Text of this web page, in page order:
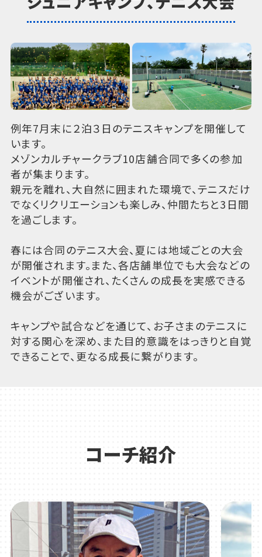
例年7月末に２泊３日のテニスキャンプを開催して
います。
メゾンカルチャークラブ10店舗合同で多くの参加
者が集まります。
親元を離れ、大自然に囲まれた環境で、テニスだけ
でなくリクリエーションも楽しみ、仲間たちと3日間
を過ごします。
春には合同のテニス大会、夏には地域ごとの大会
が開催されます。また、各店舗単位でも大会などの
イベントが開催され、たくさんの成長を実感できる
機会がございます。
キャンプや試合などを通じて、お子さまのテニスに
対する関心を深め、また目的意識をはっきりと自覚
できることで、更なる成長に繋がります。
コーチ紹介